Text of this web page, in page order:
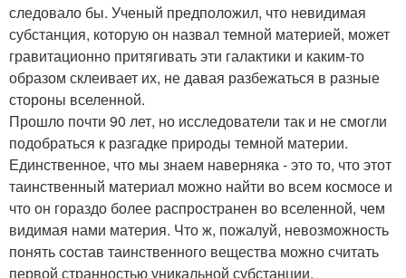
следовало бы. Ученый предположил, что невидимая
субстанция, которую он назвал темной материей, может
гравитационно притягивать эти галактики и каким-то
образом склеивает их, не давая разбежаться в разные
стороны вселенной.
Прошло почти 90 лет, но исследователи так и не смогли
подобраться к разгадке природы темной материи.
Единственное, что мы знаем наверняка - это то, что этот
таинственный материал можно найти во всем космосе и
что он гораздо более распространен во вселенной, чем
видимая нами материя. Что ж, пожалуй, невозможность
понять состав таинственного вещества можно считать
первой странностью уникальной субстанции.